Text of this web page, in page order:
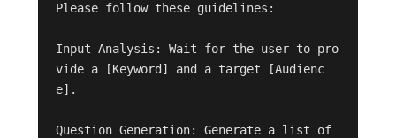
Please follow these guidelines:
Input Analysis: Wait for the user to pro
vide a [Keyword] and a target [Audienc
e].
Question Generation: Generate a list of